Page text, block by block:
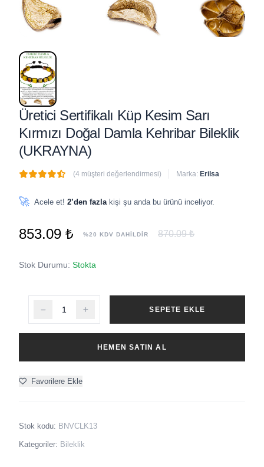
Üretici Sertifikalı Küp Kesim Sarı
Kırmızı Doğal Damla Kehribar Bileklik
(UKRAYNA)
(4 müşteri değerlendirmesi) Marka: Erilsa
🚀 Acele et! 2’den fazla kişi şu anda bu ürünü inceliyor.
853.09 ₺ %20 KDV DAHİLDİR 870.09 ₺
Stok Durumu: Stokta
SEPETE EKLE
HEMEN SATIN AL
Favorilere Ekle
Stok kodu: BNVCLK13
Kategoriler: Bileklik